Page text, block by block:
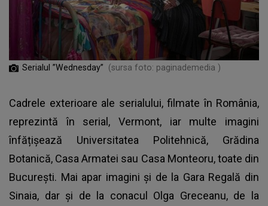
Serialul ”Wednesday” (sursa foto: paginademedia )
Cadrele exterioare ale serialului, filmate în România,
reprezintă în serial, Vermont, iar multe imagini
înfățișează Universitatea Politehnică, Grădina
Botanică, Casa Armatei sau Casa Monteoru, toate din
București. Mai apar imagini și de la Gara Regală din
Sinaia, dar şi de la conacul Olga Greceanu, de la